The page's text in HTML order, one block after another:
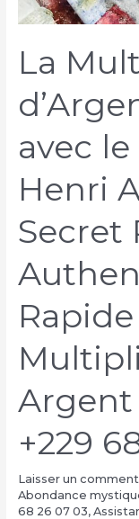
La
avec
Henri
Secret
Argent
+229
Laisser un
Abondance
68 26 07 03,